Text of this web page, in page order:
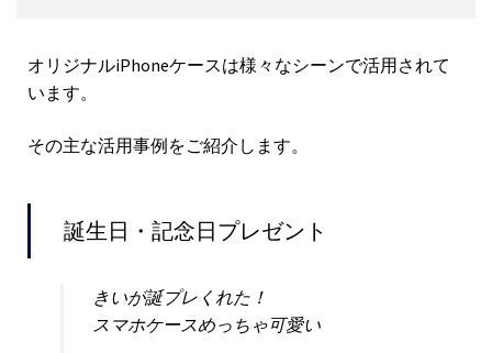
オリジナルiPhoneケースは様々なシーンで活用されて
います。
その主な活用事例をご紹介します。
誕生日・記念日プレゼント
きいが誕プレくれた！
スマホケースめっちゃ可愛い